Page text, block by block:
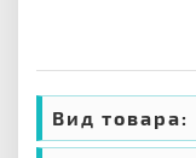
Вид товара: